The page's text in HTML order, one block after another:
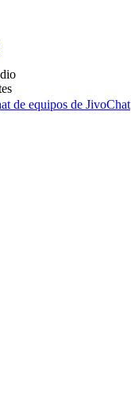
de equipos de JivoChat